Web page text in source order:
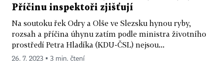
Příčinu inspektoři zjišťují
Na soutoku řek Odry a Olše ve Slezsku hynou ryby,
rozsah a příčina úhynu zatím podle ministra životního
prostředí Petra Hladíka (KDU-ČSL) nejsou...
26. 7. 2023 ▪ 3 min. čtení